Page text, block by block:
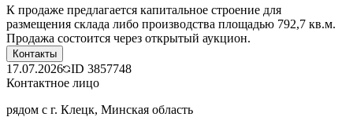
К продаже предлагается капитальное строение для
размещения склада либо производства площадью 792,7 кв.м.
Продажа состоится через открытый аукцион.
Контакты
17.07.2026 ID 3857748
Контактное лицо
рядом с г. Клецк, Минская область